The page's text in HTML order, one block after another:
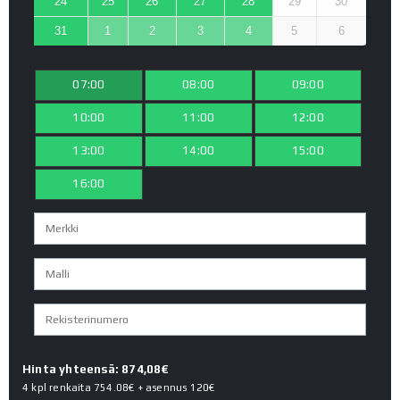
31 1 2 3 4 5 6
07:00 08:00 09:00
10:00 11:00 12:00
13:00 14:00 15:00
16:00
Hinta yhteensä: 874,08€
4 kpl renkaita 754.08€ + asennus 120€